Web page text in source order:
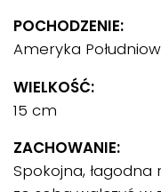
POCHODZENIE:
Ameryka
WIELKOŚĆ:
15 cm
ZACHOWANIE:
Spokojna,